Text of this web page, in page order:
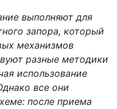
выполняют для
запора, который
механизмов
разные методики
использование
все они
после приема